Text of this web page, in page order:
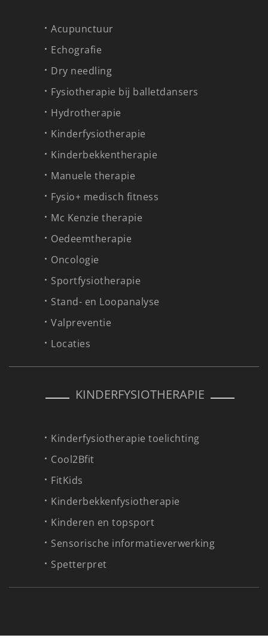
Acupunctuur
Echografie
Dry needling
Fysiotherapie bij balletdansers
Hydrotherapie
Kinderfysiotherapie
Kinderbekkentherapie
Manuele therapie
Fysio+ medisch fitness
Mc Kenzie therapie
Oedeemtherapie
Oncologie
Sportfysiotherapie
Stand- en Loopanalyse
Valpreventie
Locaties
KINDERFYSIOTHERAPIE
Kinderfysiotherapie toelichting
Cool2Bfit
FitKids
Kinderbekkenfysiotherapie
Kinderen en topsport
Sensorische informatieverwerking
Spetterpret